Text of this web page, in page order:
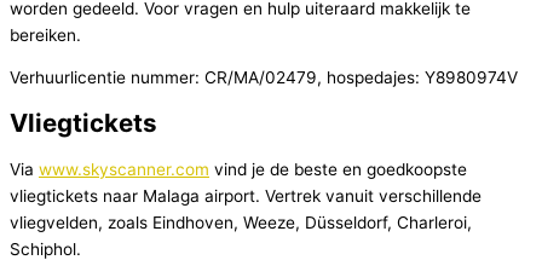
worden gedeeld. Voor vragen en hulp uiteraard makkelijk te
bereiken.
Verhuurlicentie nummer: CR/MA/02479, hospedajes: Y8980974V
Vliegtickets
Via www.skyscanner.com vind je de beste en goedkoopste
vliegtickets naar Malaga airport. Vertrek vanuit verschillende
vliegvelden, zoals Eindhoven, Weeze, Düsseldorf, Charleroi,
Schiphol.